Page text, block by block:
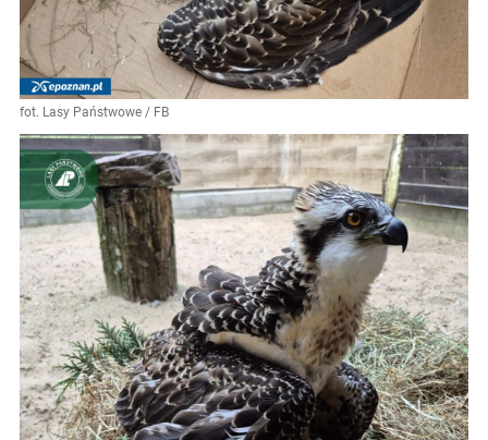
fot. Lasy Państwowe / FB